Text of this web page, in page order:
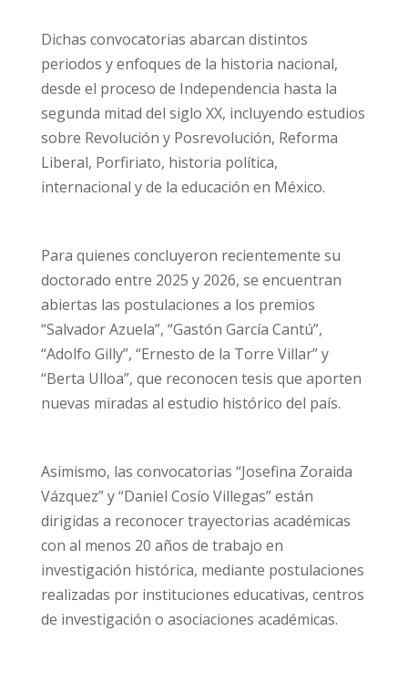
Dichas convocatorias abarcan distintos
periodos y enfoques de la historia nacional,
desde el proceso de Independencia hasta la
segunda mitad del siglo XX, incluyendo estudios
sobre Revolución y Posrevolución, Reforma
Liberal, Porfiriato, historia política,
internacional y de la educación en México.
Para quienes concluyeron recientemente su
doctorado entre 2025 y 2026, se encuentran
abiertas las postulaciones a los premios
“Salvador Azuela”, “Gastón García Cantú”,
“Adolfo Gilly”, “Ernesto de la Torre Villar” y
“Berta Ulloa”, que reconocen tesis que aporten
nuevas miradas al estudio histórico del país.
Asimismo, las convocatorias “Josefina Zoraida
Vázquez” y “Daniel Cosío Villegas” están
dirigidas a reconocer trayectorias académicas
con al menos 20 años de trabajo en
investigación histórica, mediante postulaciones
realizadas por instituciones educativas, centros
de investigación o asociaciones académicas.